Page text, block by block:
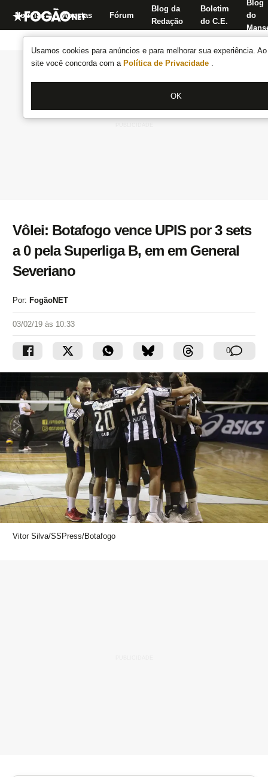
Usamos cookies para anúncios e para melhorar sua experiência.
site você concorda com a Política de Privacidade .
OK
Notícias Apostas Fórum
Blog da
Redação
Boletim
do C.E.
Blog
do
Vôlei: Botafogo vence UPIS por 3 sets
a 0 pela Superliga B, em em General
Severiano
Por: FogãoNET
03/02/19 às 10:33
0
Vitor Silva/SSPress/Botafogo